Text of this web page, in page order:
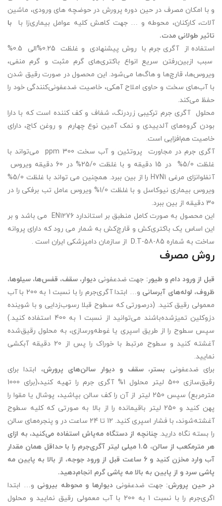
و با امکان مصرف در حین دوره پرورش در حوضچه های ورودی، ماشین
آلات، کارکنان، محوطه و … جهت کاهش کلیه عوامل بیماری‌زا با با
تاثیر طولانی مدت.
استفاده از آگری جرم با روش پیشنهادی و غلظت 0.25%الی 0.5%
سبب ازبین‌رفتن سریع انواع باکتری‌های گرم مثبت و گرم منفی،
ویروس‌ها، قارچ‌ها و هاگ‌ها می‌شود. این محصول در صورت رقیق شدن
با آب‌های سخت و حاوی املاح آهکی، خاصیت ضدعفونی‌کنندگی خود را
حفظ می‌کند.
محلول آگری جرم ترکیبی زردرنگ، شفاف و کف کننده است که با دارا
بودن گروه‌های آلدییدی و نمک آمین نوع چهارم و روغن کاج، دارای
خاصیت هم‌افزایی است.
آگری جرم در مجاورت پروتئین و آب سخت 300 ppm می‌تواند با
غلظت 5/0% در 15 دقیقه و با غلظت 25/0% در 60 دقیقه ویروس
آنفلوانزای مرغی H7N1 را از بین ببرد. همچنین می تواند با غلظت 5/0%
ویروس بیماری نیوکاسل و با غلظت 1/0% ویروس عامل تب برفکی را در
30 دقیقه از بین ببرد.
این محصول به صورت کامل منطبق بر استاندارد EN1276 می باشد و بر
این اساس یک باکتری‌کش و قارچ‌کش به شمار می رود که دارای پروانه
ساخت به شماره 85-58-D.T از سازمان دامپزشکی ایران است .
روش مصرف
قبل از ورود دام و طیور: جهت ضدعفونی دیوار، سقف، قفس‌ها، سیلوها،
ظروف، لوله‌های آبرسانی
و… ابتدا آگری‌جرم را با نسبت 1 به 200 با آب
معمولی رقیق کنید. (درصورتی که سطوح قبلا رسوب‌زدایی و با شوینده
دزوکلین تمیزشده‌باشند می‌توانید از نسبت 1 به 400 استفاده کنید.)
سپس سطوح را از طریق اسپری یا غوطه‌ورسازی، به محلول رقیق‌شده
آغشته کنید و سطوح مرتبط با خوراک را پس از 20 دقیقه آبکشی
نمایید.
برای ضدعفونی بستر، سقف و دیوار سالن‌های پرورش، ابتدا برای
رقیق‌سازی 500 لیتر محلول 1% آگری جرم را تهیه کنید،(برای 1000
مترمربع) سپس 250 لیتر از آن را کف سالن بپاشید، پوشال یا مقوا را
پهن کنید و 250 لیتر باقیمانده را از بالا به صورتی که کلیه سطوح
آغشته‌شوند، با فشار اسپری کنید. 12 تا 24 ساعت در و پنجره‌های سالن
را بسته نگاه دارید.چنانچه از دستگاه مه‌پاش استفاده می‌کنید، به ازای
هر مترمکعب از سالن، 1.5 میلی لیتر آگری‌جرم را با حداقل همان مقدار
آب وارد مخزن کنید و 6 ساعت قبل از ورود جوجه، از بالا به پایین مه
پاشی سرد و از پایین به بالا مه پاشی گرم انجام‌دهید.
در حین پرورش: جهت ضدعفونی دیوارها و محوطه بیرونی و… ابتدا
اگری‌جرم را با نسبت 1 به 200 با آب معمولی رقیق نمایید و محلول